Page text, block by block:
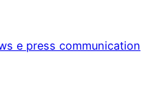
e press communication